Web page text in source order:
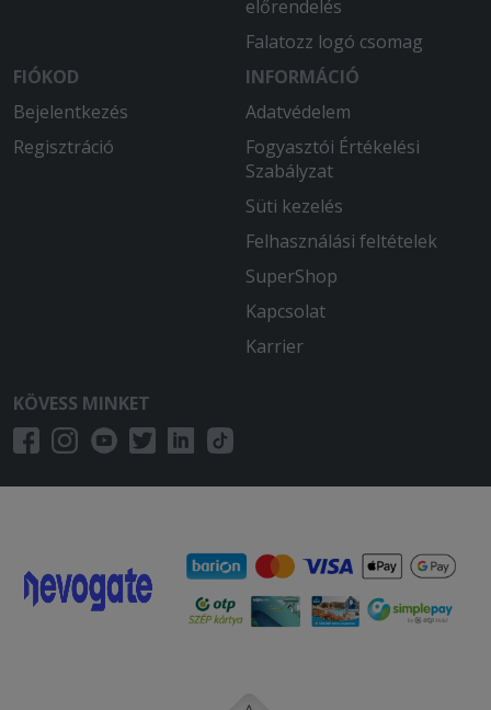
előrendelés
Falatozz logó csomag
FIÓKOD
Bejelentkezés
Regisztráció
INFORMÁCIÓ
Adatvédelem
Fogyasztói Értékelési
Szabályzat
Süti kezelés
Felhasználási feltételek
SuperShop
Kapcsolat
Karrier
KÖVESS MINKET